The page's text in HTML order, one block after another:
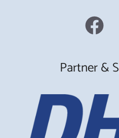
Partner &